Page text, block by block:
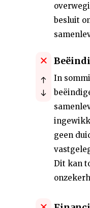
besluit
In
geen
Dit kan